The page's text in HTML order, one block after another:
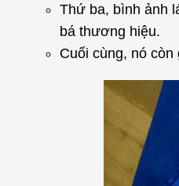
Thứ ba, bình ảnh
bá thương hiệu.
Cuối cùng, nó